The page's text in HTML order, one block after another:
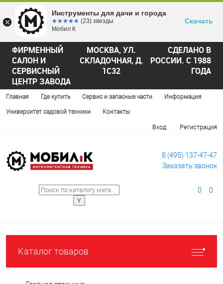
ФИРМЕННЫЙ
САЛОН И
СЕРВИСНЫЙ
ЦЕНТР ЗАВОДА
МОСКВА, УЛ.
СКЛАДОЧНАЯ, Д.
1С32
СДЕЛАНО В
РОССИИ. С 1988
ГОДА
Главная Где купить Сервис и запасные части Информация
Университет садовой техники Контакты
Вход Регистрация
8 (495) 137-47-47
Заказать звонок
0 0
Каталог товаров
Инструменты для дачи и города
☆☆☆☆☆
★★★★★ (23) звезды
Мобил К
Скачать